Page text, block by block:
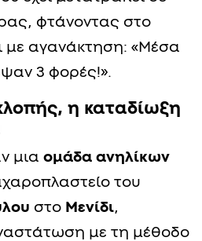
φτάνοντας στο
με αγανάκτηση: «Μέσα
3 φορές!».
η καταδίωξη
μια ομάδα ανηλίκων
του
στο Μενίδι,
με τη μέθοδο